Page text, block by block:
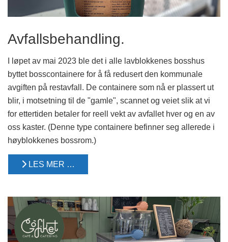
Avfallsbehandling.
I løpet av mai 2023 ble det i alle lavblokkenes bosshus
byttet bosscontainere for å få redusert den kommunale
avgiften på restavfall. De containere som nå er plassert ut
blir, i motsetning til de "gamle", scannet og veiet slik at vi
for ettertiden betaler for reell vekt av avfallet hver og en av
oss kaster. (Denne type containere befinner seg allerede i
høyblokkenes bossrom.)
LES MER …